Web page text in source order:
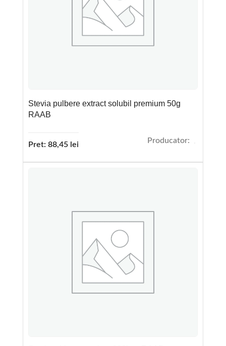
Stevia pulbere extract solubil premium 50g
RAAB
Pret: 88,45 lei Producator: